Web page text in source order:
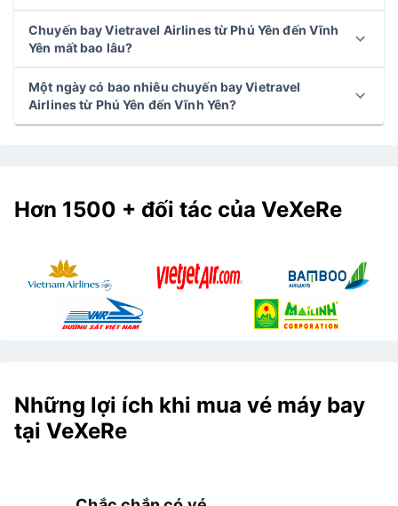
Chuyến bay Vietravel Airlines từ Phú Yên đến Vĩnh
Yên mất bao lâu?
Một ngày có bao nhiêu chuyến bay Vietravel
Airlines từ Phú Yên đến Vĩnh Yên?
Hơn 1500 + đối tác của VeXeRe
Những lợi ích khi mua vé máy bay
tại VeXeRe